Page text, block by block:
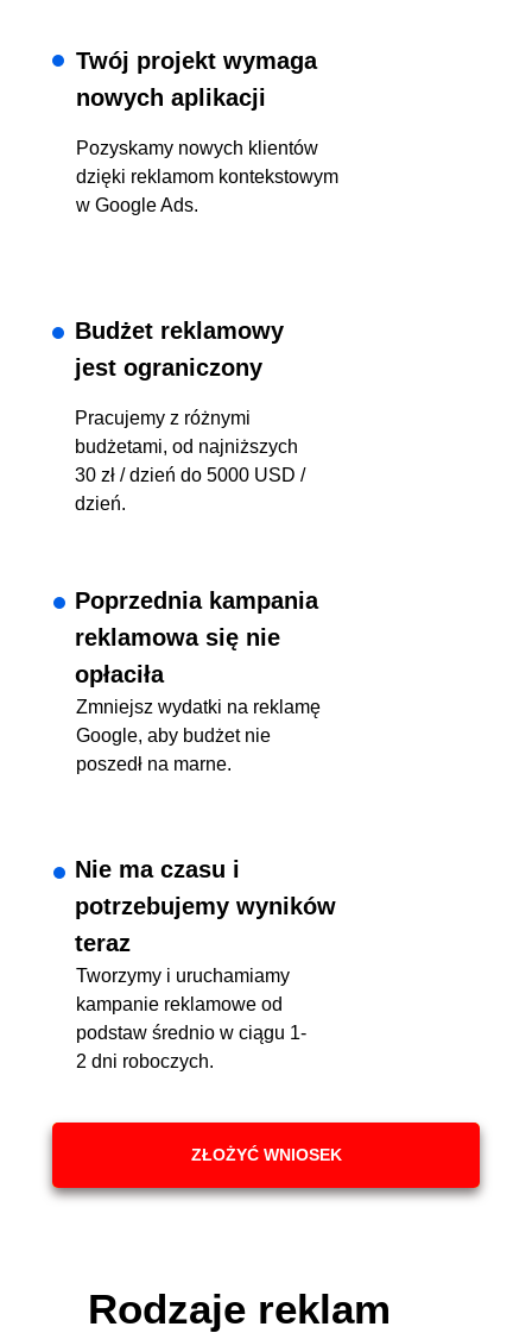
Twój projekt wymaga
nowych aplikacji
Poprzednia kampania
reklamowa się nie
opłaciła
Budżet reklamowy
jest ograniczony
Nie ma czasu i
potrzebujemy wyników
teraz
Pozyskamy nowych klientów
dzięki reklamom kontekstowym
w Google Ads.
Zmniejsz wydatki na reklamę
Google, aby budżet nie
poszedł na marne.
Pracujemy z różnymi
budżetami, od najniższych
30 zł / dzień do 5000 USD /
dzień.
Tworzymy i uruchamiamy
kampanie reklamowe od
podstaw średnio w ciągu 1-
2 dni roboczych.
ZŁOŻYĆ WNIOSEK
Rodzaje reklam